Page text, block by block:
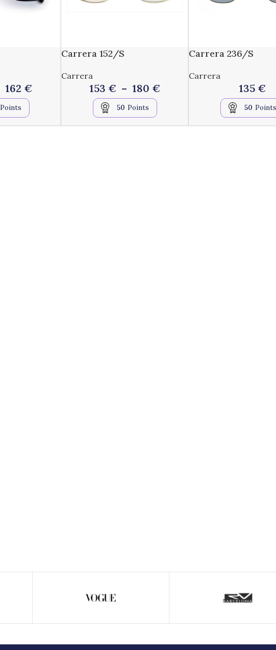
162 €
Points
Carrera 152/S
Carrera
153 € – 180 €
50 Points
Carrera 236/S
Carrera
135 €
50 Points